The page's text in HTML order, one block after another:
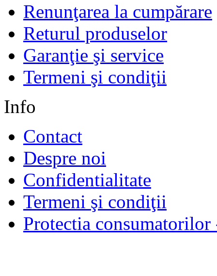
Renunţarea la cumpărare
Returul produselor
Garanţie şi service
Termeni şi condiţii
Info
Contact
Despre noi
Confidentialitate
Termeni şi condiţii
Protectia